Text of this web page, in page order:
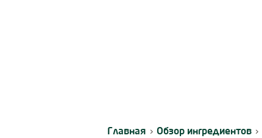
Главная › Обзор ингредиентов ›